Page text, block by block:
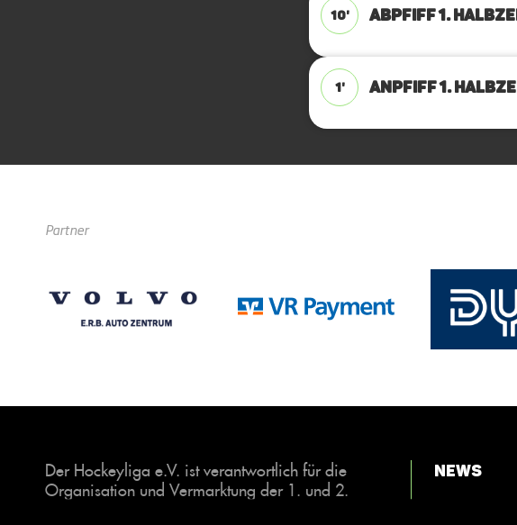
10' ABPFIFF 1.
1' ANPFIFF 1.
Partner
Der Hockeyliga e.V. ist verantwortlich für die
Organisation und Vermarktung der 1. und 2.
News